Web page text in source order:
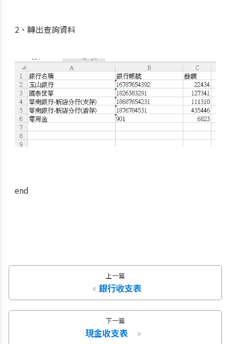
2、轉出查詢資料
end
上一篇
銀行收支表
下一篇
現金收支表